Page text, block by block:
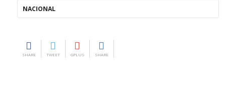
NACIONAL
SHARE TWEET GPLUS SHARE